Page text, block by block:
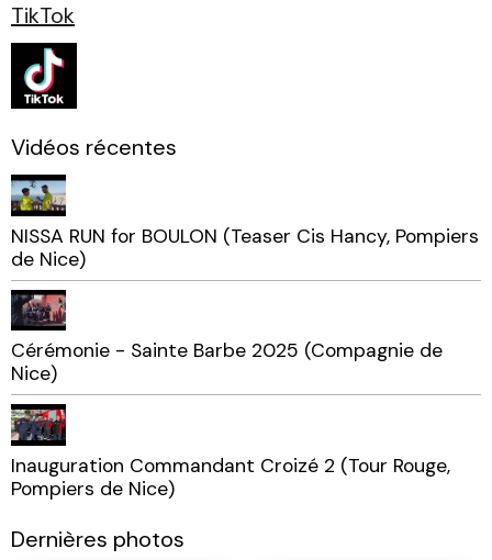
TikTok
Vidéos récentes
NISSA RUN for BOULON (Teaser Cis Hancy, Pompiers
de Nice)
Cérémonie - Sainte Barbe 2025 (Compagnie de
Nice)
Inauguration Commandant Croizé 2 (Tour Rouge,
Pompiers de Nice)
Dernières photos